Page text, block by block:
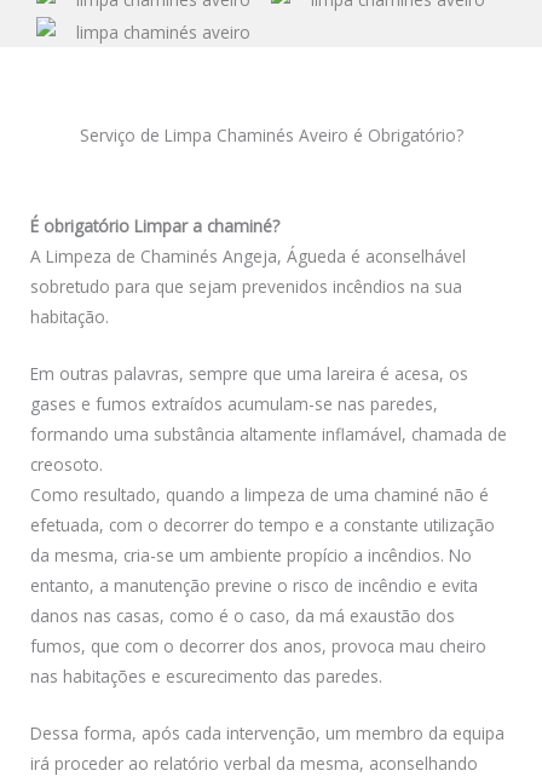
Serviço de Limpa Chaminés Aveiro é Obrigatório?
É obrigatório Limpar a chaminé?
A Limpeza de Chaminés Angeja, Águeda é aconselhável
sobretudo para que sejam prevenidos incêndios na sua
habitação.
Em outras palavras, sempre que uma lareira é acesa, os
gases e fumos extraídos acumulam-se nas paredes,
formando uma substância altamente inflamável, chamada de
creosoto.
Como resultado, quando a limpeza de uma chaminé não é
efetuada, com o decorrer do tempo e a constante utilização
da mesma, cria-se um ambiente propício a incêndios. No
entanto, a manutenção previne o risco de incêndio e evita
danos nas casas, como é o caso, da má exaustão dos
fumos, que com o decorrer dos anos, provoca mau cheiro
nas habitações e escurecimento das paredes.
Dessa forma, após cada intervenção, um membro da equipa
irá proceder ao relatório verbal da mesma, aconselhando